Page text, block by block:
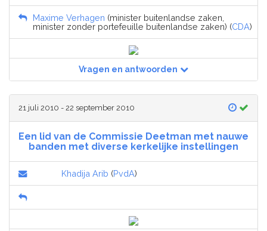
Maxime Verhagen (minister buitenlandse zaken,
minister zonder portefeuille buitenlandse zaken) (CDA)
Vragen en antwoorden
21 juli 2010 - 22 september 2010
Een lid van de Commissie Deetman met nauwe
banden met diverse kerkelijke instellingen
Khadija Arib (PvdA)